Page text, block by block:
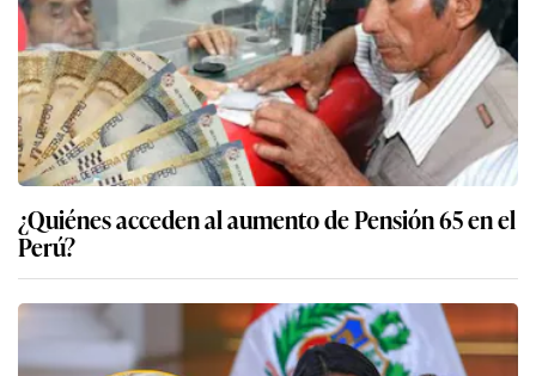
¿Quiénes acceden al aumento de Pensión 65 en el
Perú?